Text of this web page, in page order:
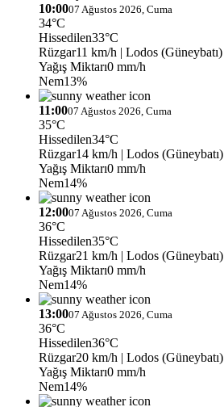
10:0007 Ağustos 2026, Cuma
34°C
Hissedilen33°C
Rüzgar11 km/h | Lodos (Güneybatı)
Yağış Miktarı0 mm/h
Nem13%
11:0007 Ağustos 2026, Cuma
35°C
Hissedilen34°C
Rüzgar14 km/h | Lodos (Güneybatı)
Yağış Miktarı0 mm/h
Nem14%
12:0007 Ağustos 2026, Cuma
36°C
Hissedilen35°C
Rüzgar21 km/h | Lodos (Güneybatı)
Yağış Miktarı0 mm/h
Nem14%
13:0007 Ağustos 2026, Cuma
36°C
Hissedilen36°C
Rüzgar20 km/h | Lodos (Güneybatı)
Yağış Miktarı0 mm/h
Nem14%